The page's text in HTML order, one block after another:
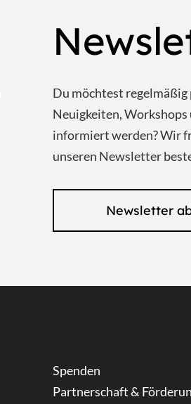
Du möchtest
Neuigkeiten,
informiert werden? Wir
unseren Newsletter
Newsletter
Spenden
Partnerschaft &